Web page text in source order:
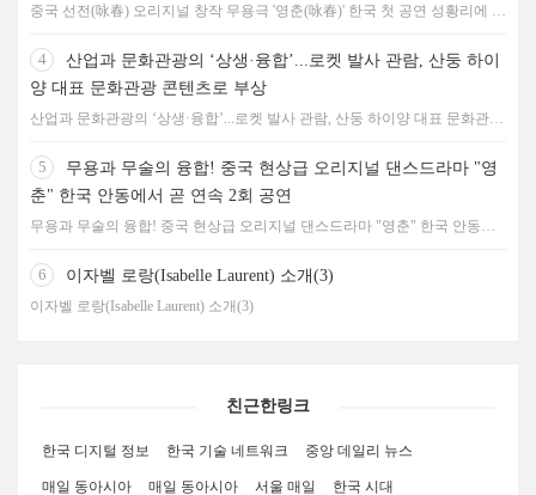
중국 선전(咏春) 오리지널 창작 무용극 '영춘(咏春)' 한국 첫 공연 성황리에 개
4
산업과 문화관광의 ‘상생·융합’...로켓 발사 관람, 산둥 하이
양 대표 문화관광 콘텐츠로 부상
산업과 문화관광의 ‘상생·융합’...로켓 발사 관람, 산둥 하이양 대표 문화관광
5
무용과 무술의 융합! 중국 현상급 오리지널 댄스드라마 "영
춘" 한국 안동에서 곧 연속 2회 공연
무용과 무술의 융합! 중국 현상급 오리지널 댄스드라마 "영춘" 한국 안동에
6 이자벨 로랑(Isabelle Laurent) 소개(3)
이자벨 로랑(Isabelle Laurent) 소개(3)
친근한링크
한국 디지털 정보 한국 기술 네트워크 중앙 데일리 뉴스
매일 동아시아 매일 동아시아 서울 매일 한국 시대